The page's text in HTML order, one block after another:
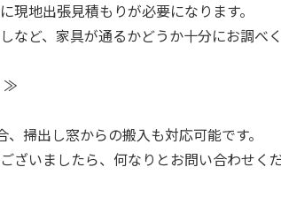
現地出張見積もりが必要になります。
など、家具が通るかどうか十分にお調べく
≫
掃出し窓からの搬入も対応可能です。
ざいましたら、何なりとお問い合わせくだ